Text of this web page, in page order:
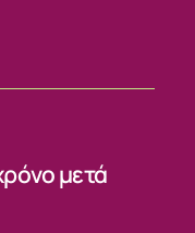
μετά